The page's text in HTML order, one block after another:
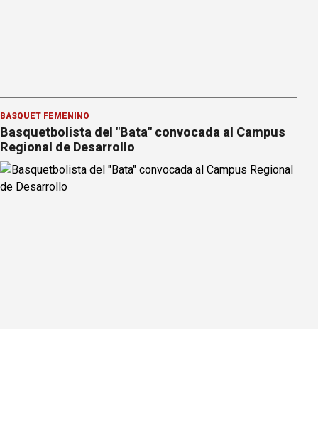
BÁSQUET FEMENINO
Basquetbolista del "Bata" convocada al Campus
Regional de Desarrollo